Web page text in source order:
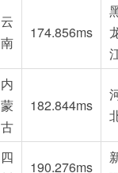
云
南
174.856ms
内
蒙
古
182.844ms
四
190.276ms